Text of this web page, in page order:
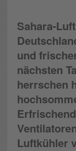
Sahara-
und
nächsten
herrschen
Luftkühler